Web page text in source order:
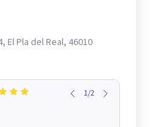
El Pla del Real, 46010
1/2